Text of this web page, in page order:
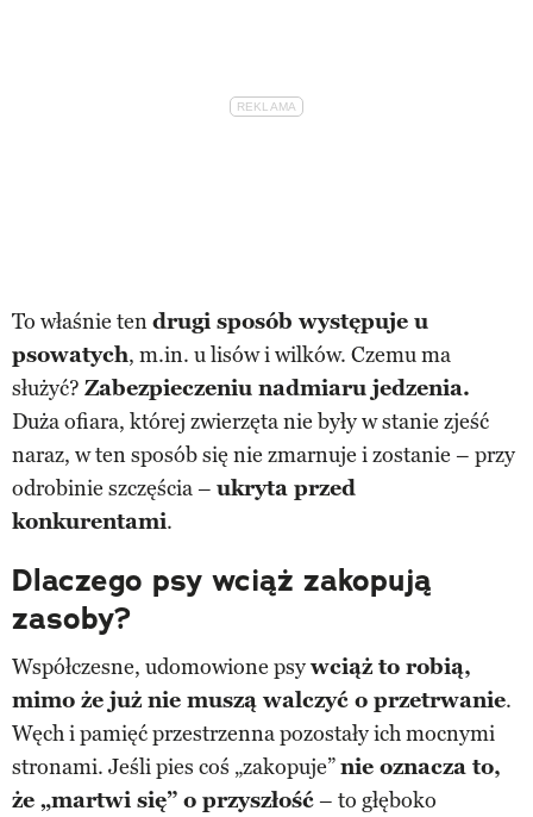
To właśnie tendrugi sposób występuje u
psowatych, m.in. u lisów i wilków. Czemu ma
służyć? Zabezpieczeniu nadmiaru jedzenia.
Duża ofiara, której zwierzęta nie były w stanie zjeść
naraz, w ten sposób się nie zmarnuje i zostanie – przy
odrobinie szczęścia – ukryta przed
konkurentami.
Dlaczego psy wciąż zakopują
zasoby?
Współczesne, udomowione psywciąż to robią,
mimo że już nie muszą walczyć o przetrwanie.
Węch i pamięć przestrzenna pozostały ich mocnymi
stronami. Jeśli pies coś „zakopuje”nie oznacza to,
że „martwi się” o przyszłość– to głęboko